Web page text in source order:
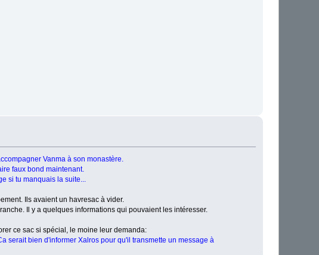
Vanma à son monastère.
faux bond maintenant.
si tu manquais la suite...
Ils avaient un havresac à vider.
Il y a quelques informations qui pouvaient les intéresser.
ce sac si spécial, le moine leur demanda:
serait bien d'informer Xalros pour qu'il transmette un message à